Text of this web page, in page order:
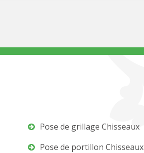
Pose de grillage Chisseaux
Pose de portillon Chisseaux